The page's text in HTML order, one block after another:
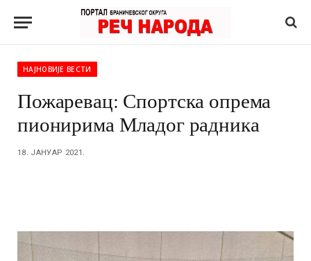
НАЈНОВИЈЕ ВЕСТИ
Пожаревац: Спортска опрема
пионирима Младог радника
18. ЈАНУАР 2021.